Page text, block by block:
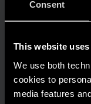
Consent
This website
We use both
cookies to
media features